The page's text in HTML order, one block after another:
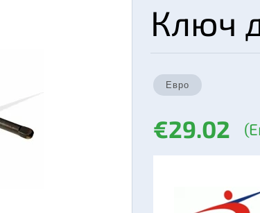
Ключ
€29.02